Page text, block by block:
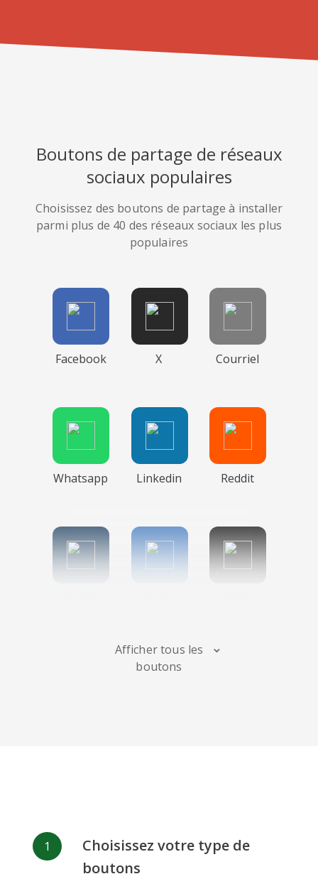
Boutons de partage de réseaux
sociaux populaires
Choisissez des boutons de partage à installer
parmi plus de 40 des réseaux sociaux les plus
populaires
Facebook X Courriel
Whatsapp Linkedin Reddit
Facebook
Messenger
Sina
Weibo
Afficher tous les
boutons
Choisissez votre type de
boutons